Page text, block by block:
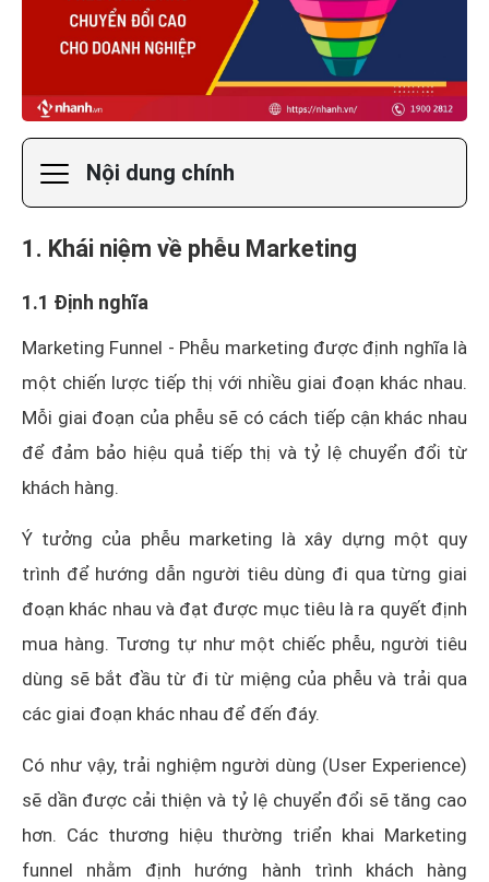
Nội dung chính
1. Khái niệm về phễu Marketing
1.1 Định nghĩa
Marketing Funnel - Phễu marketing được định nghĩa là
một chiến lược tiếp thị với nhiều giai đoạn khác nhau.
Mỗi giai đoạn của phễu sẽ có cách tiếp cận khác nhau
để đảm bảo hiệu quả tiếp thị và tỷ lệ chuyển đổi từ
khách hàng.
Ý tưởng của phễu marketing là xây dựng một quy
trình để hướng dẫn người tiêu dùng đi qua từng giai
đoạn khác nhau và đạt được mục tiêu là ra quyết định
mua hàng. Tương tự như một chiếc phễu, người tiêu
dùng sẽ bắt đầu từ đi từ miệng của phễu và trải qua
các giai đoạn khác nhau để đến đáy.
Có như vậy, trải nghiệm người dùng (User Experience)
sẽ dần được cải thiện và tỷ lệ chuyển đổi sẽ tăng cao
hơn. Các thương hiệu thường triển khai Marketing
funnel nhằm định hướng hành trình khách hàng